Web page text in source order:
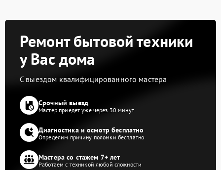
Ремонт бытовой техники
у Вас дома
С выездом квалифицированного мастера
Срочный выезд
Мастер приедет уже через 30 минут
Диагностика и осмотр бесплатно
Определим причину поломки бесплатно
Мастера со стажем 7+ лет
Работаем с техникой любой сложности